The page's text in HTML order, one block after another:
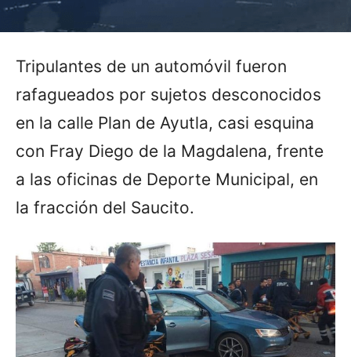
Tripulantes de un automóvil fueron
rafagueados por sujetos desconocidos
en la calle Plan de Ayutla, casi esquina
con Fray Diego de la Magdalena, frente
a las oficinas de Deporte Municipal, en
la fracción del Saucito.